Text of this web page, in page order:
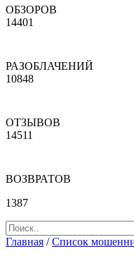
ОБЗОРОВ
14401
РАЗОБЛАЧЕНИЙ
10848
ОТЗЫВОВ
14511
ВОЗВРАТОВ
1387
Главная /Список